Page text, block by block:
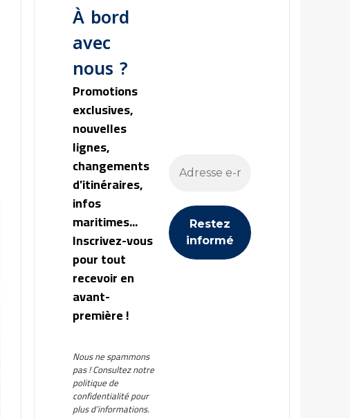
À bord
avec
nous ?
Promotions
exclusives,
nouvelles
lignes,
changements
d’itinéraires,
infos
maritimes...
Inscrivez-vous
pour tout
recevoir en
avant-
première !
Nous ne spammons
pas ! Consultez notre
politique de
confidentialitépour
plus d’informations.